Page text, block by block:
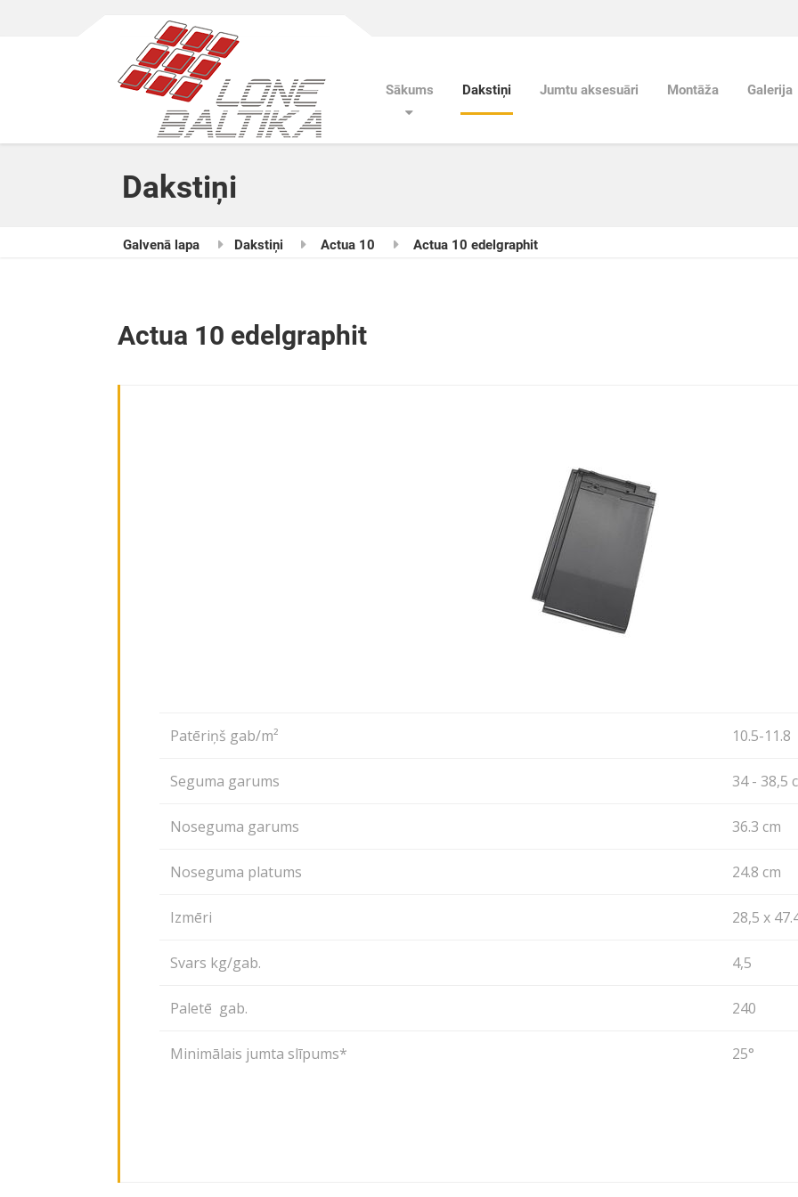
Sākums Dakstiņi Jumtu aksesuāri Montāža Galerija
Dakstiņi
Galvenā lapa Dakstiņi Actua 10 Actua 10 edelgraphit
Actua 10 edelgraphit
Patēriņš gab/m² 10.5-11.8
Seguma garums 34 - 38,5
Noseguma garums 36.3 cm
Noseguma platums 24.8 cm
Izmēri 28,5 x
Svars kg/gab. 4,5
Paletē gab. 240
Minimālais jumta slīpums* 25°